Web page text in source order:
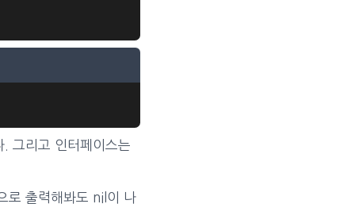
. 그리고 인터페이스는
로 출력해봐도 nil이 나